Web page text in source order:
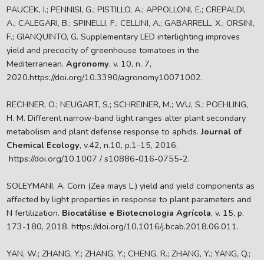
PAUCEK, I.; PENNISI, G.; PISTILLO, A.; APPOLLONI, E.; CREPALDI,
A.; CALEGARI, B.; SPINELLI, F.; CELLINI, A.; GABARRELL, X.; ORSINI,
F.; GIANQUINTO, G. Supplementary LED interlighting improves
yield and precocity of greenhouse tomatoes in the
Mediterranean.Agronomy, v. 10, n. 7,
2020.https://doi.org/10.3390/agronomy10071002.
RECHNER, O.; NEUGART, S.; SCHREINER, M.; WU, S.; POEHLING,
H. M. Different narrow-band light ranges alter plant secondary
metabolism and plant defense response to aphids.Journal of
Chemical Ecology, v.42, n.10, p.1-15, 2016.
https://doi.org/10.1007 / s10886-016-0755-2.
SOLEYMANI, A. Corn (Zea mays L.) yield and yield components as
affected by light properties in response to plant parameters and
N fertilization. Biocatálise e Biotecnologia Agrícola, v. 15, p.
173-180, 2018. https://doi.org/10.1016/j.bcab.2018.06.011.
YAN, W.; ZHANG, Y.; ZHANG, Y.; CHENG, R.; ZHANG, Y.; YANG, Q.;